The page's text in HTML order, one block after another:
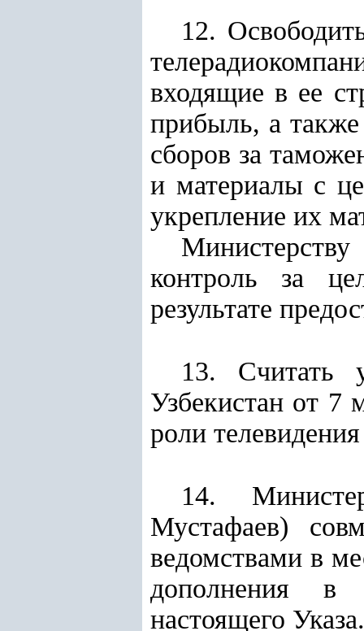
12.
входящие в ее
прибыль, а
сборов за
и материалы с
укрепление их
контроль за
результате
13. Считать
Узбекистан от
роли
14.
Мустафаев)
ведомствами в
дополнения в
настоящего Указа.